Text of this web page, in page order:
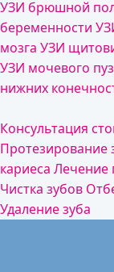
УЗИ брюшной
беременности
мозга УЗИ
УЗИ мочевого
нижних
Консультация
Протезирование
кариеса Лечение
Чистка зубов
Удаление зуба